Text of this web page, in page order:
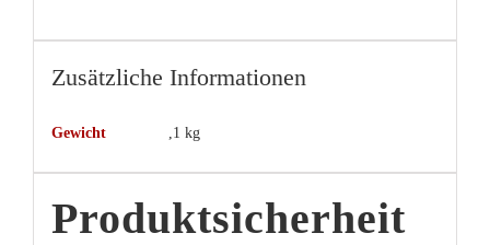
Zusätzliche Informationen
Gewicht ,1 kg
Produktsicherheit